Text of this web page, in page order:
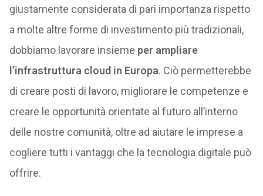
giustamente considerata di pari importanza rispetto
a molte altre forme di investimento più tradizionali,
dobbiamo lavorare insieme per ampliare
l’infrastruttura cloud in Europa. Ciò permetterebbe
di creare posti di lavoro, migliorare le competenze e
creare le opportunità orientate al futuro all’interno
delle nostre comunità, oltre ad aiutare le imprese a
cogliere tutti i vantaggi che la tecnologia digitale può
offrire.